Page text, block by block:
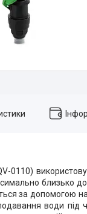
0110)
близько
за допомогою
води